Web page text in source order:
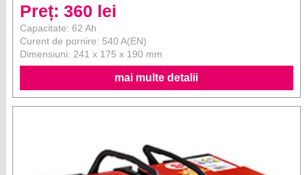
Preț: 360 lei
Capacitate: 62 Ah
Curent de pornire: 540 A(EN)
Dimensiuni: 241 x 175 x 190 mm
mai multe detalii